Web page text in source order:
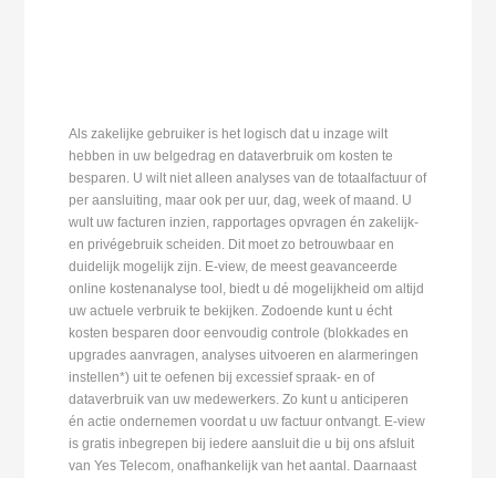
Als zakelijke gebruiker is het logisch dat u inzage wilt
hebben in uw belgedrag en dataverbruik om kosten te
besparen. U wilt niet alleen analyses van de totaalfactuur of
per aansluiting, maar ook per uur, dag, week of maand. U
wult uw facturen inzien, rapportages opvragen én zakelijk-
en privégebruik scheiden. Dit moet zo betrouwbaar en
duidelijk mogelijk zijn. E-view, de meest geavanceerde
online kostenanalyse tool, biedt u dé mogelijkheid om altijd
uw actuele verbruik te bekijken. Zodoende kunt u écht
kosten besparen door eenvoudig controle (blokkades en
upgrades aanvragen, analyses uitvoeren en alarmeringen
instellen*) uit te oefenen bij excessief spraak- en of
dataverbruik van uw medewerkers. Zo kunt u anticiperen
én actie ondernemen voordat u uw factuur ontvangt. E-view
is gratis inbegrepen bij iedere aansluit die u bij ons afsluit
van Yes Telecom, onafhankelijk van het aantal. Daarnaast